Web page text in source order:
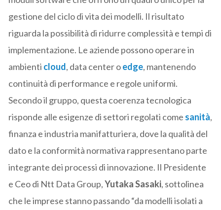
gestione del ciclo di vita dei modelli. Il risultato
riguarda la possibilità di ridurre complessità e tempi di
implementazione. Le aziende possono operare in
ambienti cloud, data center oedge, mantenendo
continuità di performance e regole uniformi.
Secondo il gruppo, questa coerenza tecnologica
risponde alle esigenze di settori regolati come sanità,
finanza e industria manifatturiera, dove la qualità del
dato e la conformità normativa rappresentano parte
integrante dei processi di innovazione. Il Presidente
e Ceo di Ntt Data Group,Yutaka Sasaki, sottolinea
che le imprese stanno passando “da modelli isolati a